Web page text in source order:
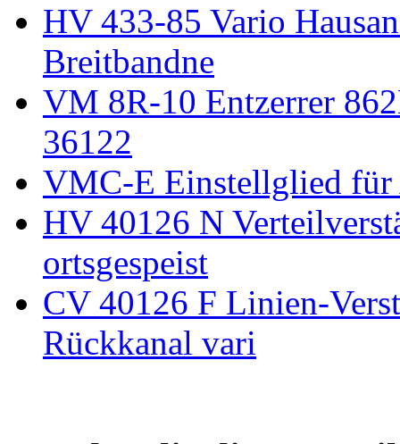
HV 433-85 Vario
Breitbandne
VM 8R-10 Entzerrer
36122
VMC-E Einstellglied
HV 40126 N
ortsgespeist
CV 40126 F Linien-
Rückkanal vari